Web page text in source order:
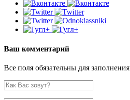
Ваш комментарий
Все поля обязательны для заполнения